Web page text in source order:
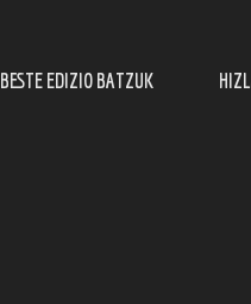
BESTE EDIZIO BATZUK